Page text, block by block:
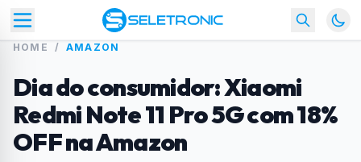
HOME / AMAZON
Dia do consumidor: Xiaomi
Redmi Note 11 Pro 5G com 18%
OFF na Amazon